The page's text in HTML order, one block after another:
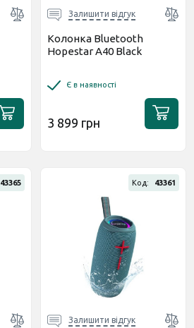
Залишити відгук
Колонка Bluetooth
Hopestar A40 Black
Є в наявності
3 899 грн
43365 Код: 43361
Залишити відгук